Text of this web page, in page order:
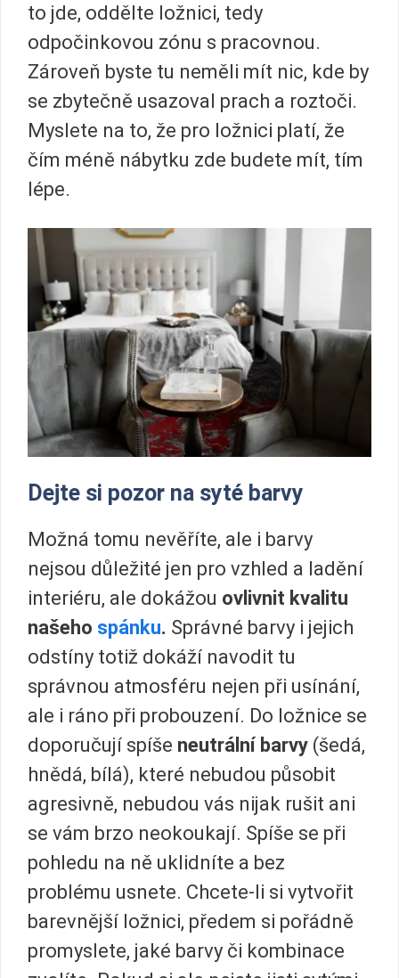
to jde, oddělte ložnici, tedy
odpočinkovou zónu s pracovnou.
Zároveň byste tu neměli mít nic, kde by
se zbytečně usazoval prach a roztoči.
Myslete na to, že pro ložnici platí, že
čím méně nábytku zde budete mít, tím
lépe.
Dejte si pozor na syté barvy
Možná tomu nevěříte, ale i barvy
nejsou důležité jen pro vzhled a ladění
interiéru, ale dokážou ovlivnit kvalitu
našeho spánku. Správné barvy i jejich
odstíny totiž dokáží navodit tu
správnou atmosféru nejen při usínání,
ale i ráno při probouzení. Do ložnice se
doporučují spíše neutrální barvy (šedá,
hnědá, bílá), které nebudou působit
agresivně, nebudou vás nijak rušit ani
se vám brzo neokoukají. Spíše se při
pohledu na ně uklidníte a bez
problému usnete. Chcete-li si vytvořit
barevnější ložnici, předem si pořádně
promyslete, jaké barvy či kombinace